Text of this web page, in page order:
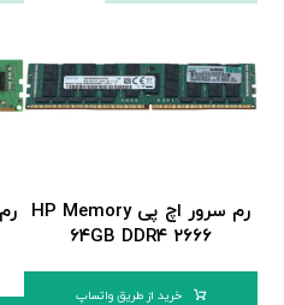
رم سرور اچ پی HP Memory
۶۴GB DDR۴ ۲۶۶۶
خرید از طریق واتساپ